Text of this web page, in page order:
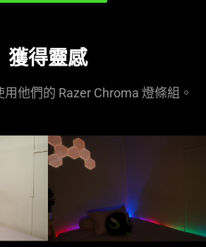
獲得靈感
他們的 Razer Chroma 燈條組。